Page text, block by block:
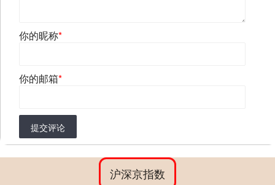
你的昵称*
你的邮箱*
提交评论
沪深京指数